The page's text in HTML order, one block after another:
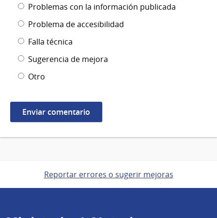
Problemas con la información publicada
Problema de accesibilidad
Falla técnica
Sugerencia de mejora
Otro
Reportar errores o sugerir mejoras